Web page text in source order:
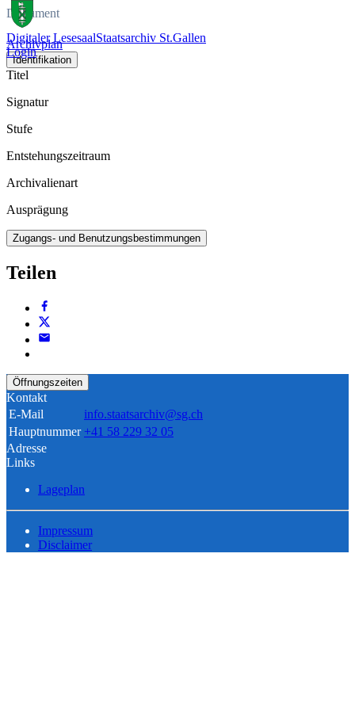
Digitaler LesesaalStaatsarchiv St.Gallen
Login
Dokument
Archivplan
Identifikation
Titel
Signatur
Stufe
Entstehungszeitraum
Archivalienart
Ausprägung
Zugangs- und Benutzungsbestimmungen
Teilen
Öffnungszeiten
Kontakt
E-Mail
info.staatsarchiv@sg.ch
Hauptnummer +41 58 229 32 05
Adresse
Links
Lageplan
Impressum
Disclaimer